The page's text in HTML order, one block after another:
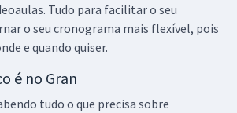
Tudo para facilitar o seu
o seu cronograma mais flexível, pois
e quando quiser.
é no Gran
tudo o que precisa sobre